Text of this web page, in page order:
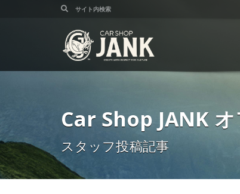
Car Shop JANK
スタッフ投稿記事